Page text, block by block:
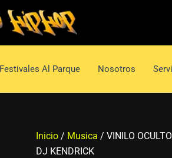
Festivales Al Parque Nosotros
Inicio / Musica / VINILO
DJ KENDRICK
OCULTO
BLACK
DJ
KENDRICK